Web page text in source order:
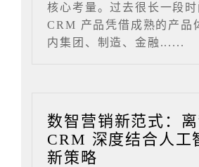
核心考量。过去很长一段时
CRM 产品凭借成熟的产品
内集团、制造、金融......
数智营销新范式：
CRM 深度结合人工
新策略